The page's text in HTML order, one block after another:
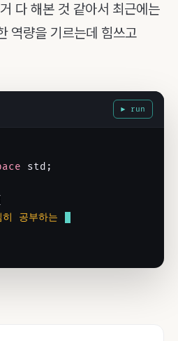
다 해본 것 같아서 최근에는
역량을 기르는데 힘쓰고
▶ run
std;
히 공부하는 중!"